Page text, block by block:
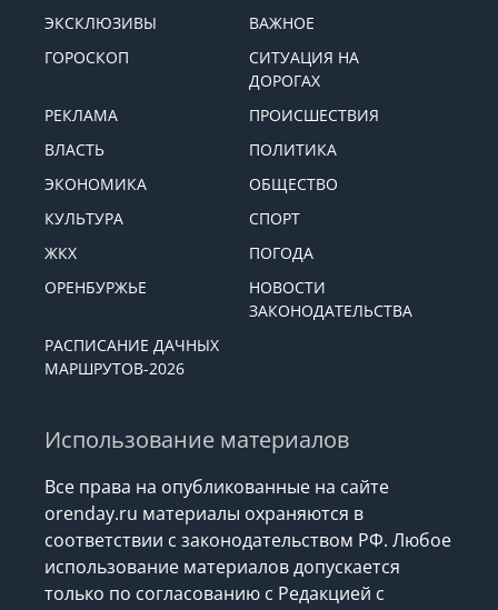
ЭКСКЛЮЗИВЫ
ВАЖНОЕ
ГОРОСКОП
СИТУАЦИЯ НА
ДОРОГАХ
РЕКЛАМА
ПРОИСШЕСТВИЯ
ВЛАСТЬ
ПОЛИТИКА
ЭКОНОМИКА
ОБЩЕСТВО
КУЛЬТУРА
СПОРТ
ЖКХ
ПОГОДА
ОРЕНБУРЖЬЕ
НОВОСТИ
ЗАКОНОДАТЕЛЬСТВА
РАСПИСАНИЕ ДАЧНЫХ
МАРШРУТОВ-2026
Использование материалов
Все права на опубликованные на сайте
orenday.ru материалы охраняются в
соответствии с законодательством РФ. Любое
использование материалов допускается
только по согласованию с Редакцией с